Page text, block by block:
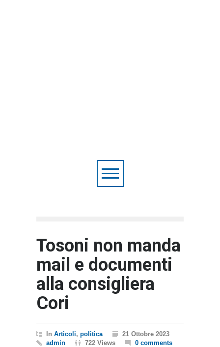
Tosoni non manda
mail e documenti
alla consigliera
Cori
In Articoli, politica
21 Ottobre 2023
admin
722 Views 0 comments